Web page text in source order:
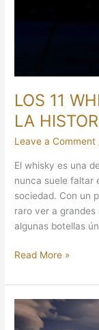
LOS 11
LA
Leave a Comment
El whisky es una
nunca suele faltar
sociedad. Con un
raro ver a
algunas botellas
Read More »
10
CURIOSIDADES